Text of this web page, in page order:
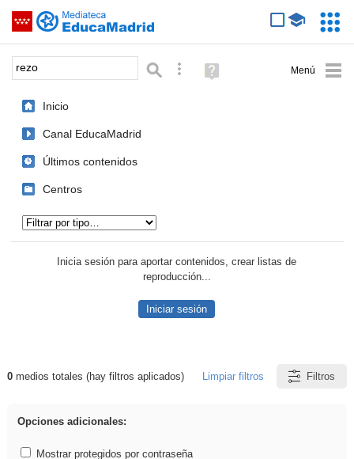
Saltar navegación
Palabra o frase: Búsqueda avanzada
Ayuda
(en
Inicio
Canal EducaMadrid
Últimos contenidos
Centros
Inicia sesión para aportar contenidos, crear listas de
reproducción...
Iniciar sesión
Resultados de: rezo
0medios totales (hay filtros aplicados) Limpiar filtros Filtros
Opciones adicionales:
Mostrar protegidos por contraseña